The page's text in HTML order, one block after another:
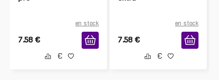
en stock
7.58 €
en stock
7.58 €